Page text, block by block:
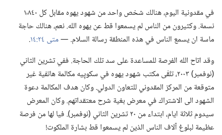
في مقدونية اليوم،‏ هنالك شخص واحد من شهود يهوه مقابل كل ١٬٨٤٠
نسمة.‏ وكثيرون من الناس لم يسمعوا قط عن يهوه الله.‏ نعم،‏ هنالك حاجة
ماسة ان يسمع الناس في هذه المنطقة رسالة السلام.‏ —‏متى ٢٤:‏١٤
‏.‏
وقد اتاح الله الفرصة للمساعدة على سد تلك الحاجة.‏ ففي تشرين الثاني
(‏نوفمبر)‏ ٢٠٠٣،‏ تلقّى مكتب شهود يهوه في سكوپِيه مكالمة هاتفية غير
متوقعة من المركز المقدوني للتعاون الدولي.‏ وكان هدف المكالمة دعوة
الشهود الى الاشتراك في معرض بغية شرح معتقداتهم.‏ وكان المعرض
سيدوم ثلاثة ايام،‏ ابتداء من ٢٠ تشرين الثاني (‏نوفمبر)‏.‏ فيا لها من فرصة
عظيمة لبلوغ آلاف الناس الذين لم يسمعوا قط بشارة الملكوت!‏